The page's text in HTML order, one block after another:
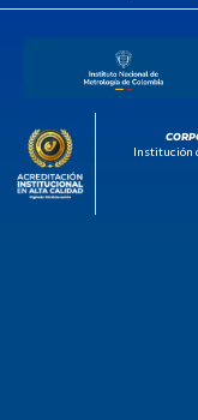
Institución